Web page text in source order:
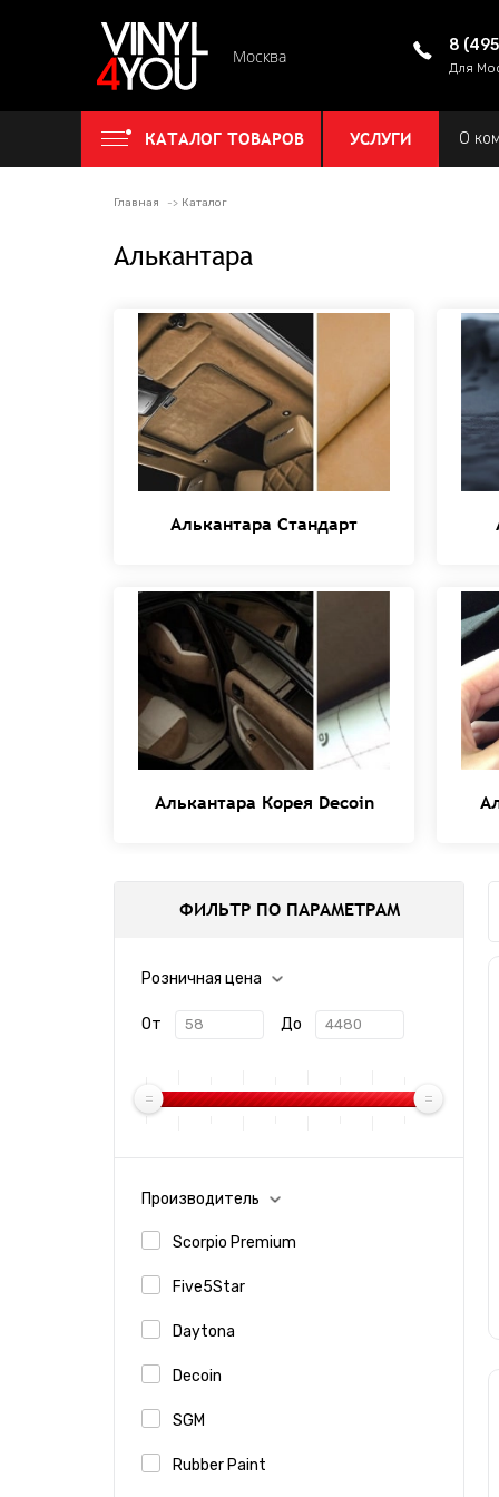
Москва
8
Для
КАТАЛОГ ТОВАРОВ УСЛУГИ О
Главная Каталог
Алькантара
Алькантара Стандарт
Алькантара Корея Decoin
ФИЛЬТР ПО ПАРАМЕТРАМ
Розничная цена
От До
Производитель
Scorpio Premium
Five5Star
Daytona
Decoin
SGM
Rubber Paint